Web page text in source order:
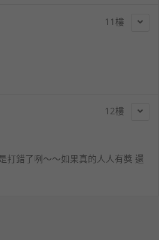
11
12
打錯了咧～～如果真的人人有獎 還